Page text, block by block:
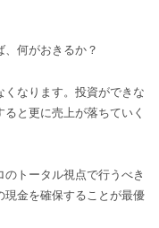
何がおきるか？
なります。投資ができな
と更に売上が落ちていく
トータル視点で行うべき
現金を確保することが最優